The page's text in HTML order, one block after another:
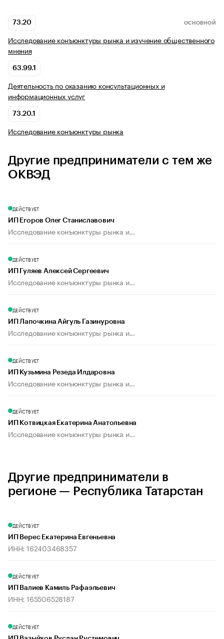
73.20 ОСНОВНОЙ
Исследование конъюнктуры рынка и изучение общественного
мнения
63.99.1
Деятельность по оказанию консультационных и
информационных услуг
73.20.1
Исследование конъюнктуры рынка
Другие предприниматели с тем же
ОКВЭД
ДЕЙСТВУЕТ
ИП Егоров Олег Станиславович
Исследование конъюнктуры рынка и...
ДЕЙСТВУЕТ
ИП Гуляев Алексей Сергеевич
Исследование конъюнктуры рынка и...
ДЕЙСТВУЕТ
ИП Лапочкина Айгуль Газинуровна
Исследование конъюнктуры рынка и...
ДЕЙСТВУЕТ
ИП Кузьмина Резеда Илдаровна
Исследование конъюнктуры рынка и...
ДЕЙСТВУЕТ
ИП Котвицкая Екатерина Анатольевна
Исследование конъюнктуры рынка и...
Другие предприниматели в
регионе — Республика Татарстан
ДЕЙСТВУЕТ
ИП Верес Екатерина Евгеньевна
ИНН: 162403468357
ДЕЙСТВУЕТ
ИП Валиев Камиль Рафаэльевич
ИНН: 165506528187
ДЕЙСТВУЕТ